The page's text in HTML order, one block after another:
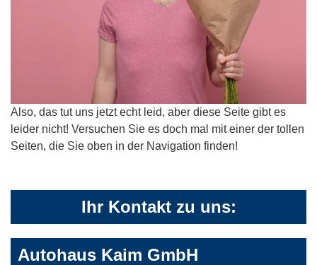
Also, das tut uns jetzt echt leid, aber diese Seite gibt es
leider nicht! Versuchen Sie es doch mal mit einer der tollen
Seiten, die Sie oben in der Navigation finden!
Ihr Kontakt zu uns:
Autohaus Kaim GmbH